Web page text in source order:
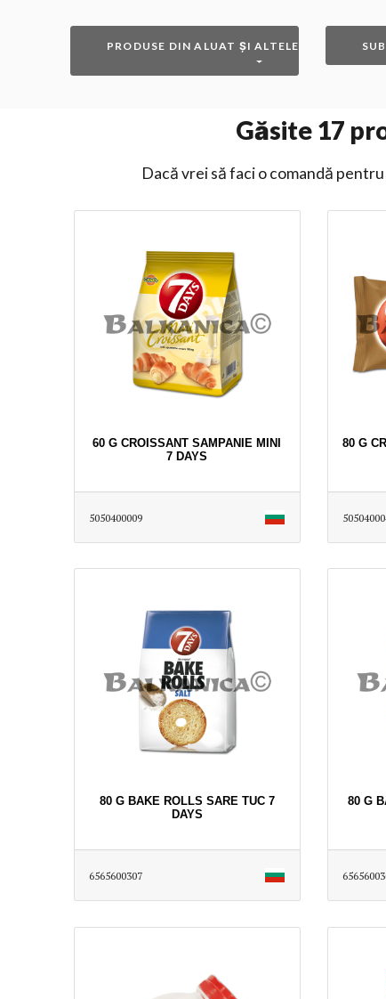
PRODUSE DIN ALUAT ȘI ALTELE
Găsite 17
Dacă vrei să faci o comandă
60 G CROISSANT SAMPANIE MINI
7 DAYS
5050400009
80 G
80 G BAKE ROLLS SARE TUC 7
DAYS
6565600307
80 G